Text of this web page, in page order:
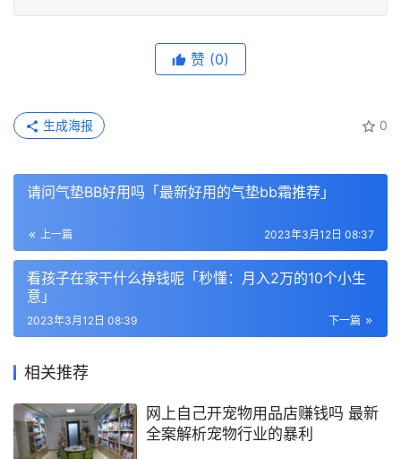
赞 (0)
0
生成海报
请问气垫BB好用吗「最新好用的气垫bb霜推荐」
上一篇 2023年3月12日 08:37
看孩子在家干什么挣钱呢「秒懂：月入2万的10个小生
意」
下一篇
2023年3月12日 08:39
相关推荐
网上自己开宠物用品店赚钱吗 最新
全案解析宠物行业的暴利